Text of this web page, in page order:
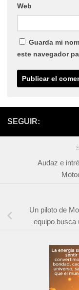
Web
Guarda mi
este navegador
SEGUIR:
Audaz e
Un piloto de
equipo busca